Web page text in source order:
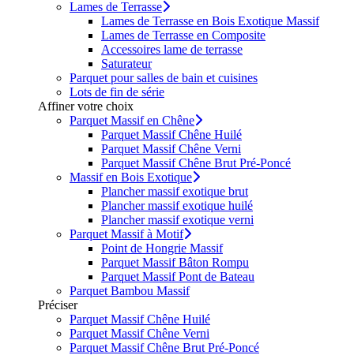
Lames de Terrasse
Lames de Terrasse en Bois Exotique Massif
Lames de Terrasse en Composite
Accessoires lame de terrasse
Saturateur
Parquet pour salles de bain et cuisines
Lots de fin de série
Affiner votre choix
Parquet Massif en Chêne
Parquet Massif Chêne Huilé
Parquet Massif Chêne Verni
Parquet Massif Chêne Brut Pré-Poncé
Massif en Bois Exotique
Plancher massif exotique brut
Plancher massif exotique huilé
Plancher massif exotique verni
Parquet Massif à Motif
Point de Hongrie Massif
Parquet Massif Bâton Rompu
Parquet Massif Pont de Bateau
Parquet Bambou Massif
Préciser
Parquet Massif Chêne Huilé
Parquet Massif Chêne Verni
Parquet Massif Chêne Brut Pré-Poncé